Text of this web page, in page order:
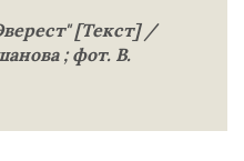
[Текст] /
; фот. В.